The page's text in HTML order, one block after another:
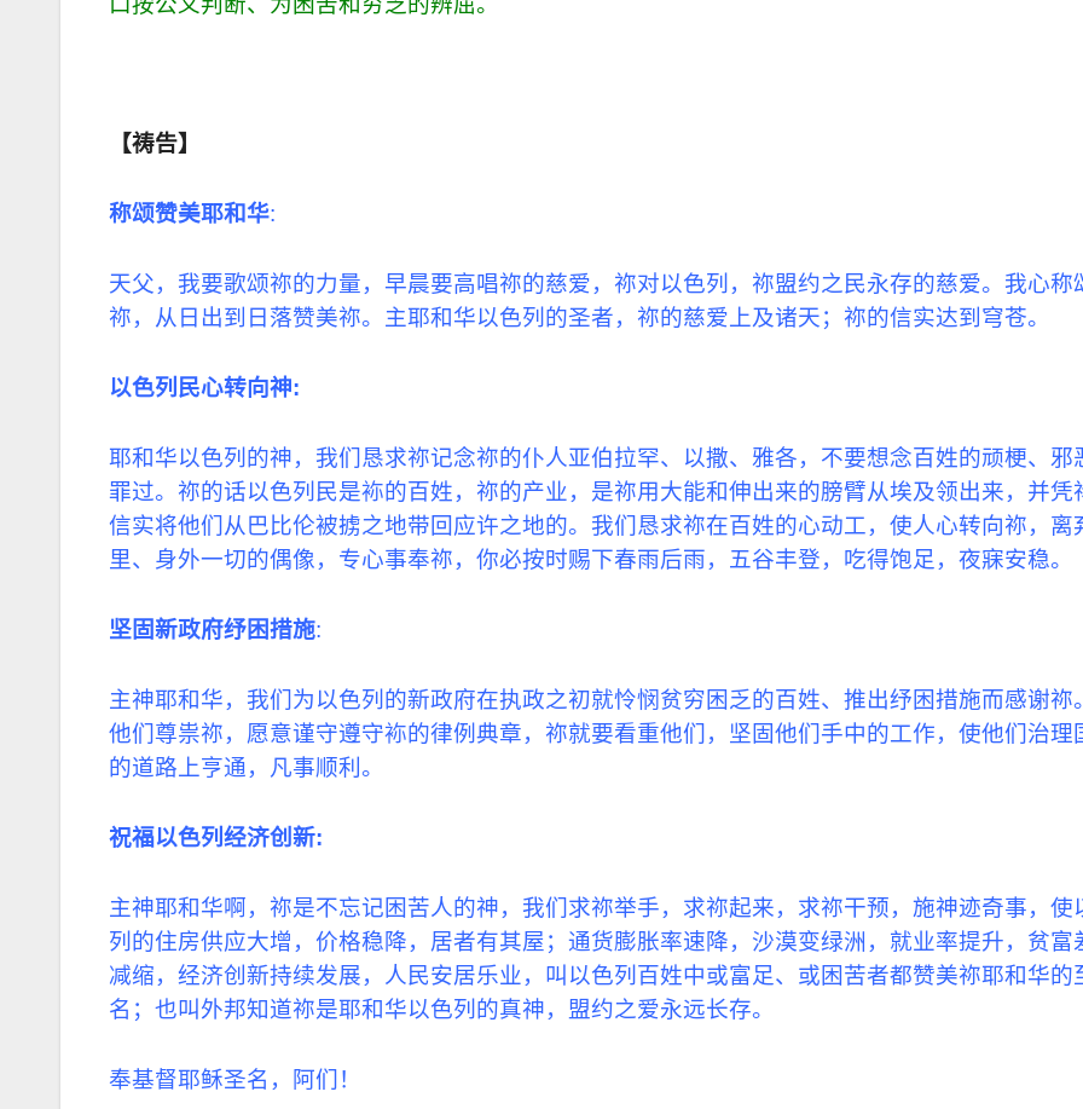
【祷告】
称颂赞美耶和华:
天父，我要歌颂祢的力量，早晨要高唱祢的慈爱，祢对以色列，祢盟约之民永存的慈爱。我心称
祢，从日出到日落赞美祢。主耶和华以色列的圣者，祢的慈爱上及诸天；祢的信实达到穹苍。
以色列民心转向神:
耶和华以色列的神，我们恳求祢记念祢的仆人亚伯拉罕、以撒、雅各，不要想念百姓的顽梗、邪
罪过。祢的话以色列民是袮的百姓，祢的产业，是祢用大能和伸出来的膀臂从埃及领出来，并凭
信实将他们从巴比伦被掳之地带回应许之地的。我们恳求祢在百姓的心动工，使人心转向祢，离
里、身外一切的偶像，专心事奉祢，你必按时赐下春雨后雨，五谷丰登，吃得饱足，夜寐安稳。
坚固新政府纾困措施:
主神耶和华，我们为以色列的新政府在执政之初就怜悯贫穷困乏的百姓、推出纾困措施而感谢祢
他们尊祟祢，愿意谨守遵守袮的律例典章，祢就要看重他们，坚固他们手中的工作，使他们治理
的道路上亨通，凡事顺利。
祝福以色列经济创新:
主神耶和华啊，祢是不忘记困苦人的神，我们求祢举手，求祢起来，求祢干预，施神迹奇事，使
列的住房供应大增，价格稳降，居者有其屋；通货膨胀率速降，沙漠变绿洲，就业率提升，贫富
减缩，经济创新持续发展，人民安居乐业，叫以色列百姓中或富足、或困苦者都赞美祢耶和华的
名；也叫外邦知道祢是耶和华以色列的真神，盟约之爱永远长存。
奉基督耶稣圣名，阿们！